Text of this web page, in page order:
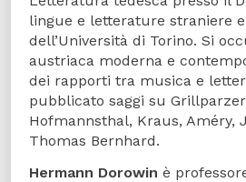
lingue e letterature straniere
dell’Università di Torino. Si
austriaca moderna e
dei rapporti tra musica e
pubblicato saggi su
Hofmannsthal, Kraus, Améry,
Thomas Bernhard.
Hermann Dorowin è